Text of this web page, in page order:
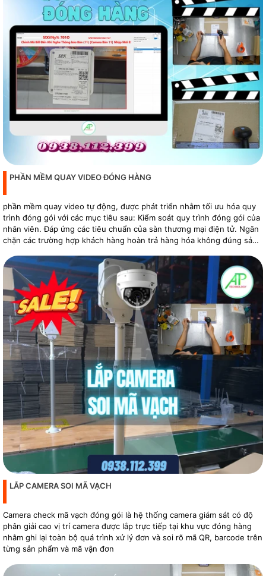
PHẦN MỀM QUAY VIDEO ĐÓNG HÀNG
phần mềm quay video tự động, được phát triển nhằm tối ưu hóa quy
trình đóng gói với các mục tiêu sau: Kiểm soát quy trình đóng gói của
nhân viên. Đáp ứng các tiêu chuẩn của sàn thương mại điện tử. Ngăn
chặn các trường hợp khách hàng hoàn trả hàng hóa không đúng sản
LẮP CAMERA SOI MÃ VẠCH
Camera check mã vạch đóng gói là hệ thống camera giám sát có độ
phân giải cao vị trí camera được lắp trực tiếp tại khu vực đóng hàng
nhằm ghi lại toàn bộ quá trình xử lý đơn và soi rõ mã QR, barcode trên
từng sản phẩm và mã vận đơn